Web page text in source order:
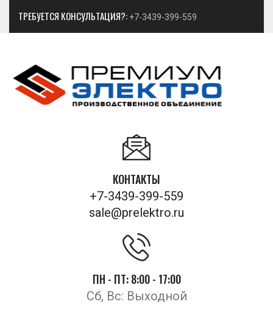
ТРЕБУЕТСЯ КОНСУЛЬТАЦИЯ?: +7-3439-399-559
КОНТАКТЫ
+7-3439-399-559
sale@prelektro.ru
ПН - ПТ: 8:00 - 17:00
Сб, Вс: Выходной